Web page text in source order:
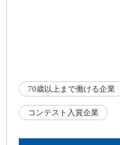
70歳以上まで働ける企業
コンテスト入賞企業